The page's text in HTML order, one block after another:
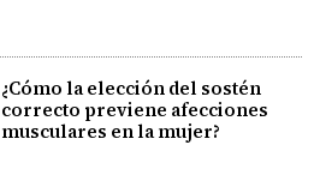
¿Cómo la elección del sostén
correcto previene afecciones
musculares en la mujer?